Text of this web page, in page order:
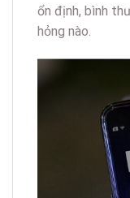
ổn định, bình
hỏng nào.